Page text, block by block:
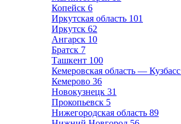
Копейск 6
Иркутская область 101
Иркутск 62
Ангарск 10
Братск 7
Ташкент 100
Кемеровская область — Кузбасс
Кемерово 36
Новокузнецк 31
Прокопьевск 5
Нижегородская область 89